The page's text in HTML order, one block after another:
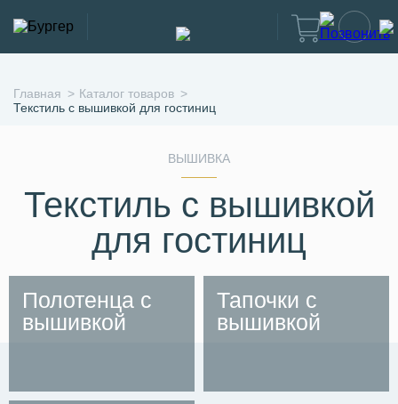
Главная
Каталог товаров
Текстиль с вышивкой для гостиниц
ВЫШИВКА
Текстиль с вышивкой
для гостиниц
Полотенца с
вышивкой
Тапочки с
вышивкой